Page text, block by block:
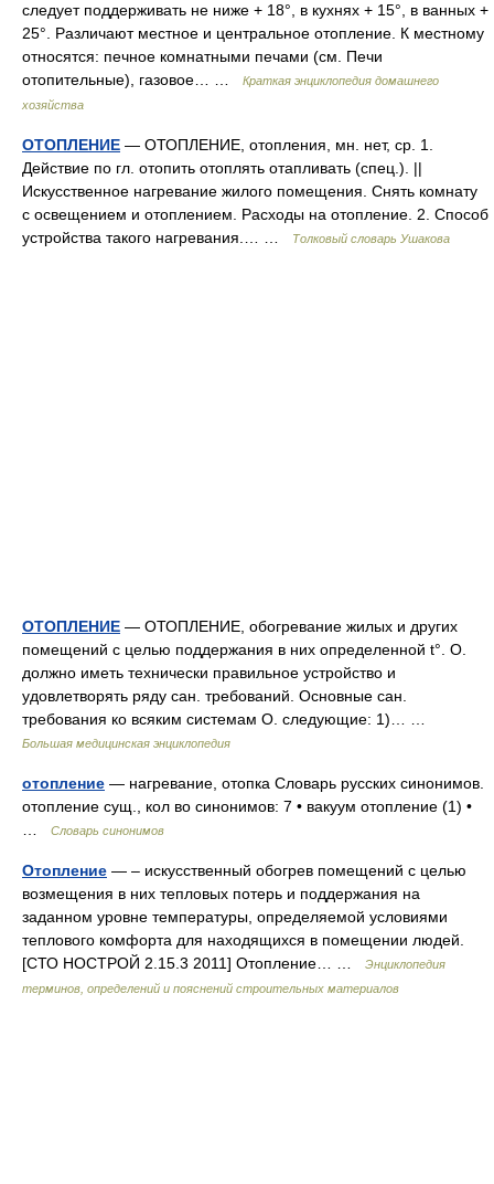
следует поддерживать не ниже + 18°, в кухнях + 15°, в ванных +
25°. Различают местное и центральное отопление. К местному
относятся: печное комнатными печами (см. Печи
отопительные), газовое… …
Краткая энциклопедия домашнего
хозяйства
ОТОПЛЕНИЕ — ОТОПЛЕНИЕ, отопления, мн. нет, ср. 1.
Действие по гл. отопить отоплять отапливать (спец.). ||
Искусственное нагревание жилого помещения. Снять комнату
с освещением и отоплением. Расходы на отопление. 2. Способ
устройства такого нагревания.… …
Толковый словарь Ушакова
ОТОПЛЕНИЕ — ОТОПЛЕНИЕ, обогревание жилых и других
помещений с целью поддержания в них определенной t°. О.
должно иметь технически правильное устройство и
удовлетворять ряду сан. требований. Основные сан.
требования ко всяким системам О. следующие: 1)… …
Большая медицинская энциклопедия
отопление — нагревание, отопка Словарь русских синонимов.
отопление сущ., кол во синонимов: 7 • вакуум отопление (1) •
Словарь синонимов
Отопление — – искусственный обогрев помещений с целью
возмещения в них тепловых потерь и поддержания на
заданном уровне температуры, определяемой условиями
теплового комфорта для находящихся в помещении людей.
[СТО НОСТРОЙ 2.15.3 2011] Отопление… …
Энциклопедия
терминов, определений и пояснений строительных материалов